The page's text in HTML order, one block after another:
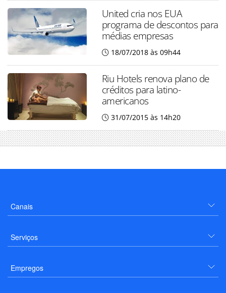
United cria nos EUA
programa de descontos para
médias empresas
18/07/2018 às 09h44
Riu Hotels renova plano de
créditos para latino-
americanos
31/07/2015 às 14h20
Canais
Serviços
Empregos